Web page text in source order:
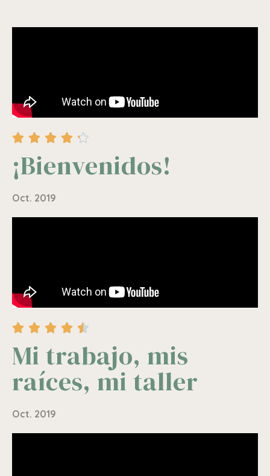
    
¡Bienvenidos!
Oct. 2019
    
Mi trabajo, mis
raíces, mi taller
Oct. 2019